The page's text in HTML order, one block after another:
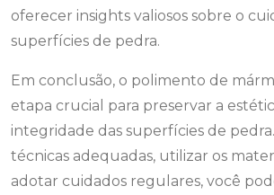
oferecer insights valiosos sobre o
superfícies de pedra.
Em conclusão, o polimento de
etapa crucial para preservar a
integridade das superfícies de
técnicas adequadas, utilizar os
adotar cuidados regulares, você